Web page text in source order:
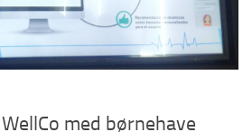
med børnehave